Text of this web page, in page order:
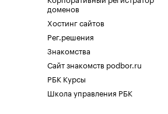
доменов
Хостинг сайтов
Рег.решения
Знакомства
Сайт знакомств podbor.ru
РБК Курсы
Школа управления РБК